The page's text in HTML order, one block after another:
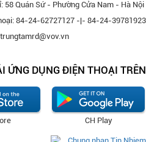
58 Quán Sứ - Phường Cửa Nam - Hà Nội
84-24-62727127 -|- 84-24-39781923
ỨNG DỤNG ĐIỆN THOẠI TRÊN
CH Play